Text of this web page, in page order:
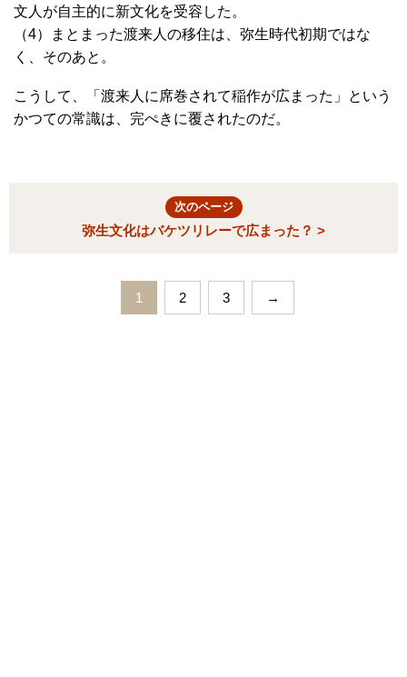
文人が自主的に新文化を受容した。
（4）まとまった渡来人の移住は、弥生時代初期ではな
く、そのあと。
こうして、「渡来人に席巻されて稲作が広まった」という
かつての常識は、完ぺきに覆されたのだ。
次のページ
弥生文化はバケツリレーで広まった？ >
1 2 3 →